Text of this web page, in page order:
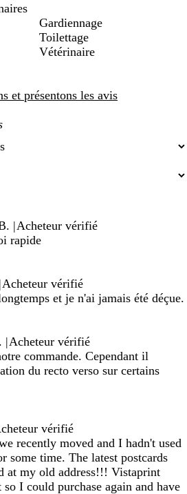
Gardiennage
Toilettage
Vétérinaire
et présentons les avis
|Acheteur vérifié
rapide
|Acheteur vérifié
et je n'ai jamais été déçue.
|Acheteur vérifié
commande. Cependant il
du recto verso sur certains
vérifié
recently moved and I hadn't used
some time. The latest postcards
at my old address!!! Vistaprint
I could purchase again and have